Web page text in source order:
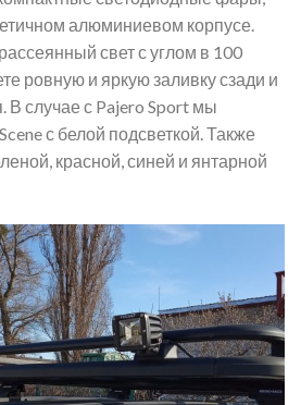
алюминиевом корпусе.
свет с углом в 100
ровную и яркую заливку сзади и
В случае с Pajero Sport мы
с белой подсветкой. Также
красной, синей и янтарной